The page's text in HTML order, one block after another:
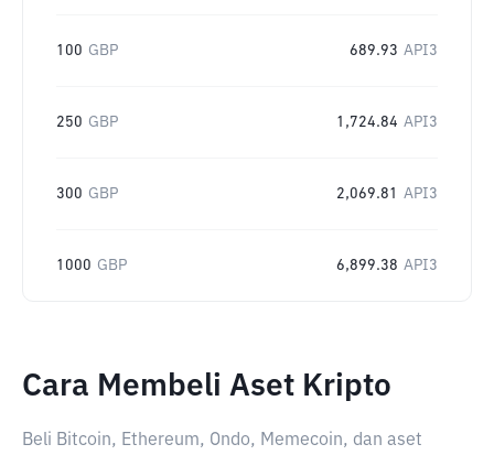
100 GBP 689.93 API3
250 GBP 1,724.84 API3
300 GBP 2,069.81 API3
1000 GBP 6,899.38 API3
Cara Membeli Aset Kripto
Beli Bitcoin, Ethereum, Ondo, Memecoin, dan aset